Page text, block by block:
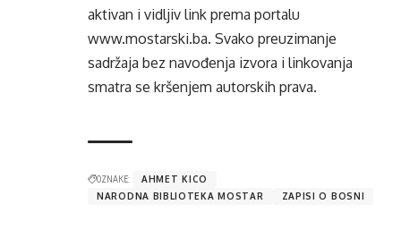
aktivan i vidljiv link prema portalu
www.mostarski.ba. Svako preuzimanje
sadržaja bez navođenja izvora i linkovanja
smatra se kršenjem autorskih prava.
OZNAKE:
AHMET KICO
NARODNA BIBLIOTEKA MOSTAR
ZAPISI O BOSNI